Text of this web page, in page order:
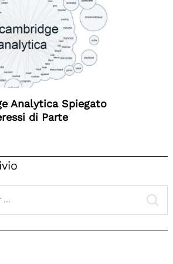
Analytica Spiegato
di Parte